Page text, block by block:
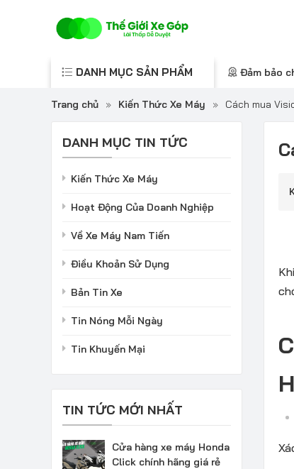
DANH MỤC SẢN PHẨM Đảm bảo
Trang chủ » Kiến Thức Xe Máy » Cách mua
DANH MỤC TIN TỨC
Kiến Thức Xe Máy
Hoạt Động Của Doanh Nghiệp
Về Xe Máy Nam Tiến
Điều Khoản Sử Dụng
Bản Tin Xe
Tin Nóng Mỗi Ngày
Tin Khuyến Mại
TIN TỨC MỚI NHẤT
Cửa hàng xe máy Honda
Click chính hãng giá rẻ